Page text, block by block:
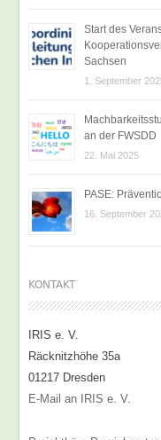
Start des
Sachsen
1. September
an der FWSDD
22. Mai 2025
PASE:
16. September
KONTAKT
IRIS e. V.
Räcknitzhöhe 35a
01217 Dresden
E-Mail an IRIS e. V.